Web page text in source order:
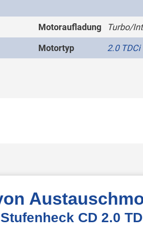
Motoraufladung Turbo/
Motortyp 2.0 TDCi
CD 2.0